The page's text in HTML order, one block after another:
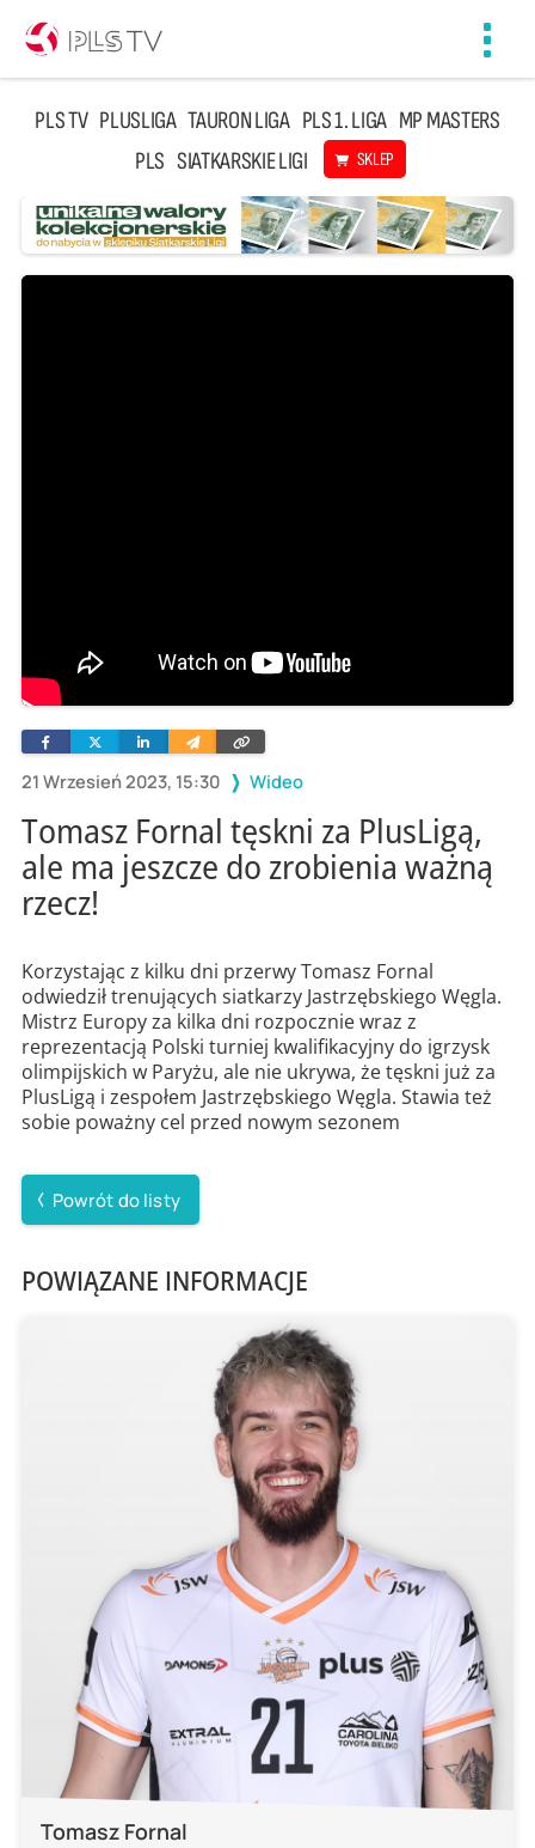
PLS TV PLUSLIGA TAURON LIGA PLS 1. LIGA MP MASTERS
PLS SIATKARSKIE LIGI SKLEP
21 Wrzesień 2023, 15:30 Wideo
FacebookTwitterLinkedinWyślij
e-
Skopiuj
link
Tomasz Fornal tęskni za PlusLigą,
ale ma jeszcze do zrobienia ważną
rzecz!
Korzystając z kilku dni przerwy Tomasz Fornal
odwiedził trenujących siatkarzy Jastrzębskiego Węgla.
Mistrz Europy za kilka dni rozpocznie wraz z
reprezentacją Polski turniej kwalifikacyjny do igrzysk
olimpijskich w Paryżu, ale nie ukrywa, że tęskni już za
PlusLigą i zespołem Jastrzębskiego Węgla. Stawia też
sobie poważny cel przed nowym sezonem
Powrót do listy
POWIĄZANE INFORMACJE
Tomasz Fornal